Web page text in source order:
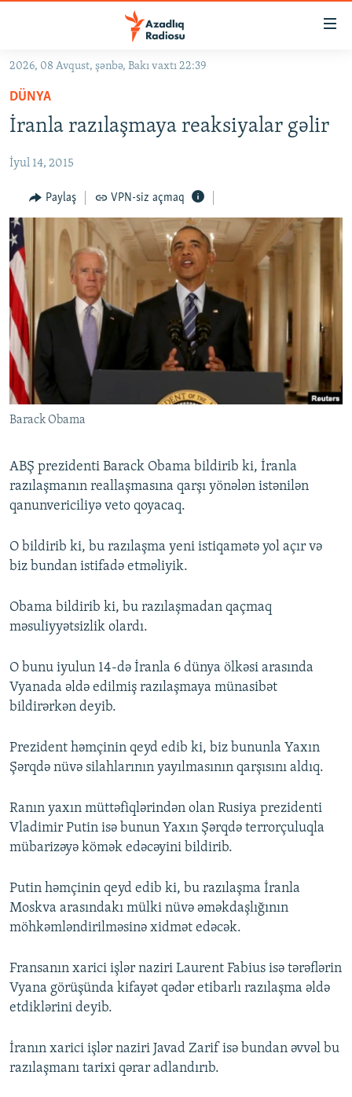
Əsas
qayıt
Əsas
qayıt
#İZAHLA
#ƏSLINDƏ
FƏRQƏ BAX
QANUNI DOĞRU
ARAŞDIRMA
MULTIMEDIA
VIDEO
FOTOQALEREYA
İNFOQRAFIKA
KARIKATURA
RADIO ARXIV
OXU ZALI
AZƏRBAYCAN ƏDƏBIYYATI KITABXANASI
İSLAM VƏ DEMOKRATIYA
İZ - MƏDƏNIYYƏT PROQRAMI
HAQQIMIZDA
MISSIYAMIZ
PEŞƏ ETIKASI VƏ JURNALISTIKA STANDARTLARIMIZ
MATERIALLARIMIZDAN ISTIFADƏ
BIZIMLƏ ƏLAQƏ
XƏBƏR BÜLLETENLƏRIMIZ
BIZI IZLƏ
2026, 08 Avqust, şənbə, Bakı vaxtı 22:39
DÜNYA
İranla razılaşmaya reaksiyalar gəlir
İyul 14, 2015
Paylaş VPN-siz açmaq
Barack Obama
ABŞ prezidenti Barack Obama bildirib ki, İranla
razılaşmanın reallaşmasına qarşı yönələn istənilən
qanunvericiliyə veto qoyacaq.
O bildirib ki, bu razılaşma yeni istiqamətə yol açır və
biz bundan istifadə etməliyik.
Obama bildirib ki, bu razılaşmadan qaçmaq
məsuliyyətsizlik olardı.
O bunu iyulun 14-də İranla 6 dünya ölkəsi arasında
Vyanada əldə edilmiş razılaşmaya münasibət
bildirərkən deyib.
Prezident həmçinin qeyd edib ki, biz bununla Yaxın
Şərqdə nüvə silahlarının yayılmasının qarşısını aldıq.
Ranın yaxın müttəfiqlərindən olan Rusiya prezidenti
Vladimir Putin isə bunun Yaxın Şərqdə terrorçuluqla
mübarizəyə kömək edəcəyini bildirib.
Putin həmçinin qeyd edib ki, bu razılaşma İranla
Moskva arasındakı mülki nüvə əməkdaşlığının
möhkəmləndirilməsinə xidmət edəcək.
Fransanın xarici işlər naziri Laurent Fabius isə tərəflərin
Vyana görüşünda kifayət qədər etibarlı razılaşma əldə
etdiklərini deyib.
İranın xarici işlər naziri Javad Zarif isə bundan əvvəl bu
razılaşmanı tarixi qərar adlandırıb.